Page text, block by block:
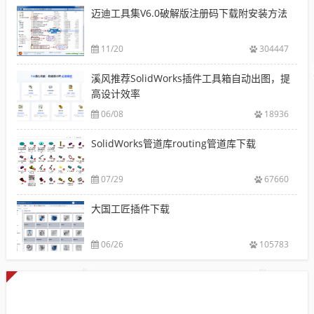
迈迪工具集V6.0破解版注册码下载附安装方法
11/20 304447
溪风推荐SolidWorks插件工具箱自动出图，提
高设计效率
06/08 18936
SolidWorks管道库routing管道库下载
07/29 67660
大国工匠插件下载
06/26 105783